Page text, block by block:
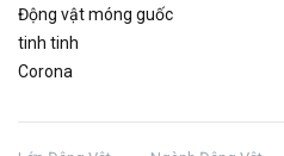
Động vật móng guốc
tinh tinh
Corona